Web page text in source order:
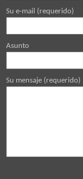
Su e-mail (requerido)
Asunto
Su mensaje (requerido)